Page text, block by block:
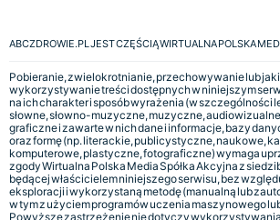
ABCZDROWIE.PL JEST CZĘŚCIĄ WIRTUALNA POLSKA
Pobieranie, zwielokrotnianie, przechowywanie lub
wykorzystywanie treści dostępnych w niniejszym
na ich charakter i sposób wyrażenia (w szczególności
słowne, słowno-muzyczne, muzyczne,
graficzne i zawarte w nich dane i informacje, bazy
oraz formę (np. literackie, publicystyczne, naukowe,
komputerowe, plastyczne, fotograficzne) wymaga
zgody Wirtualna Polska Media Spółka Akcyjna z
będącej właścicielem niniejszego serwisu, bez
eksploracji i wykorzystaną metodę (manualną lub
w tym z użyciem programów uczenia maszynowego
Powyższe zastrzeżenie nie dotyczy